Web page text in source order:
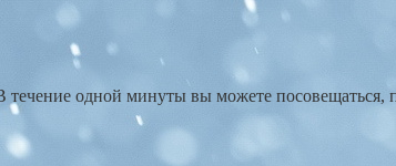
одной минуты вы можете посовещаться,